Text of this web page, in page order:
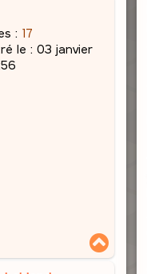
: 17
le : 03 janvier